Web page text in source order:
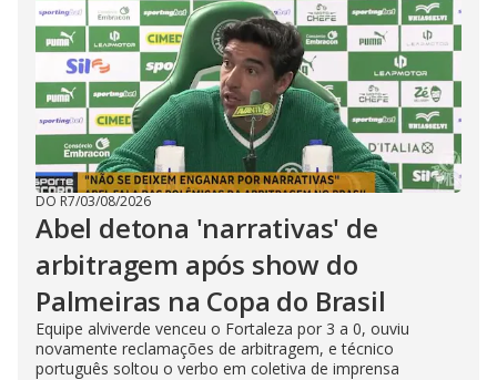
DO R7/03/08/2026
Abel detona 'narrativas' de
arbitragem após show do
Palmeiras na Copa do Brasil
Equipe alviverde venceu o Fortaleza por 3 a 0, ouviu
novamente reclamações de arbitragem, e técnico
português soltou o verbo em coletiva de imprensa